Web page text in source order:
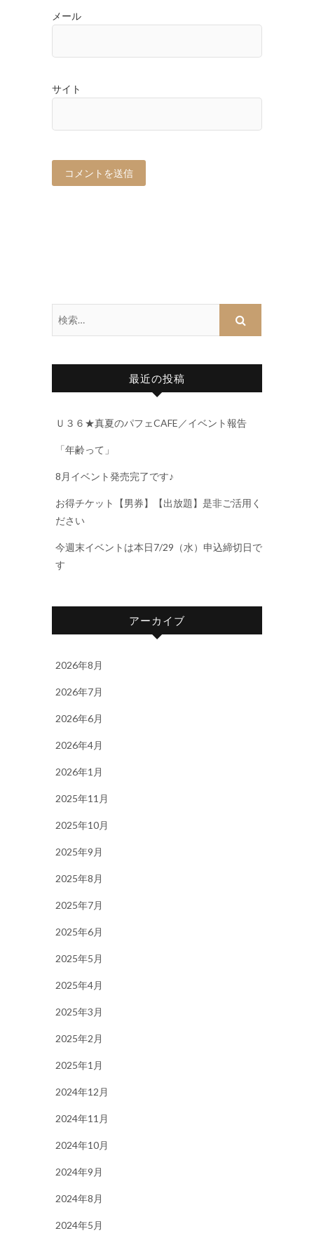
メール
サイト
最近の投稿
Ｕ３６★真夏のパフェCAFE／イベント報告
「年齢って」
8月イベント発売完了です♪
お得チケット【男券】【出放題】是非ご活用く
ださい
今週末イベントは本日7/29（水）申込締切日で
す
アーカイブ
2026年8月
2026年7月
2026年6月
2026年4月
2026年1月
2025年11月
2025年10月
2025年9月
2025年8月
2025年7月
2025年6月
2025年5月
2025年4月
2025年3月
2025年2月
2025年1月
2024年12月
2024年11月
2024年10月
2024年9月
2024年8月
2024年5月